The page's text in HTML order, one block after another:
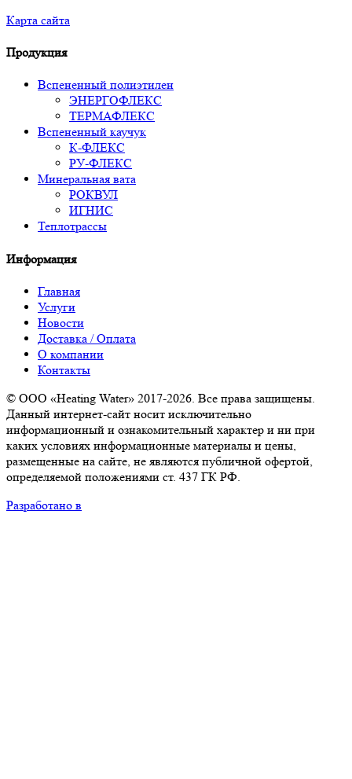
Карта сайта
Продукция
Вспененный полиэтилен
ЭНЕРГОФЛЕКС
ТЕРМАФЛЕКС
Вспененный каучук
К-ФЛЕКС
РУ-ФЛЕКС
Минеральная вата
РОКВУЛ
ИГНИС
Теплотрассы
Информация
Главная
Услуги
Новости
Доставка / Оплата
О компании
Контакты
© ООО «Heating Water» 2017-2026. Все права защищены.
Данный интернет-сайт носит исключительно
информационный и ознакомительный характер и ни при
каких условиях информационные материалы и цены,
размещенные на сайте, не являются публичной офертой,
определяемой положениями ст. 437 ГК РФ.
Разработано в